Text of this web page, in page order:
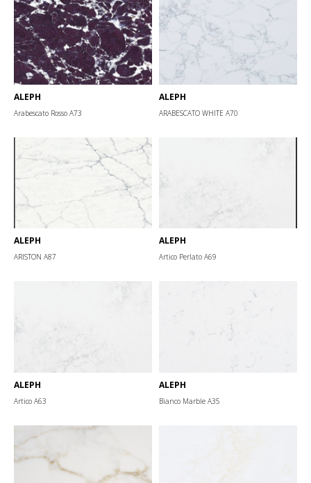
ALEPH
Arabescato Rosso А73
ALEPH
ARABESCATO WHITE А70
ALEPH
ARISTON А87
ALEPH
Artico Perlato А69
ALEPH
Artico А63
ALEPH
Bianco Marble А35